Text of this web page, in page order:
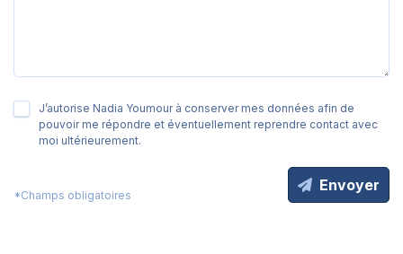
J’autorise Nadia Youmour à conserver mes données afin de
pouvoir me répondre et éventuellement reprendre contact avec
moi ultérieurement.
*Champs obligatoires
Envoyer